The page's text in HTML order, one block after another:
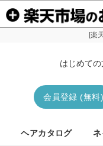
[楽
はじめて
会員登録 (無料)
ヘアカタログ